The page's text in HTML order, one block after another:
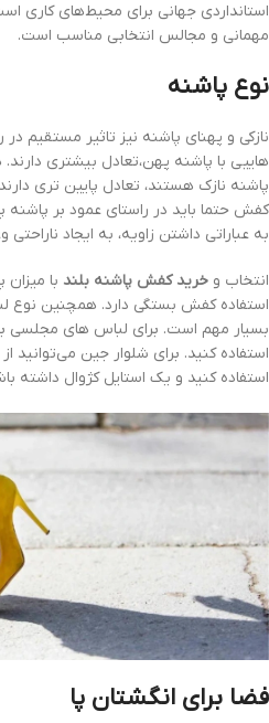
مهمانی و مجالس انتخابی مناسب است.
نوع پاشنه
نازکی و پهنای پاشنه نیز تاثیر مستقیم
هاییی با پاشنه پهن،تعادل بیشتری
پاشنه نازک هستند، تعادل پایین تری
کفش حتما باید در راستای عمود بر پاشنه
به عباراتی داشتن زاویه، به ایجاد
انتخاب و خرید کفش پاشنه بلند با
استفاده کفش بستگی دارد. همچنین نوع
استفاده کنید. برای شلوار جین می‌توانید
استفاده کنید و یک استایل کژوال داشته
فضا برای انگشتان پا